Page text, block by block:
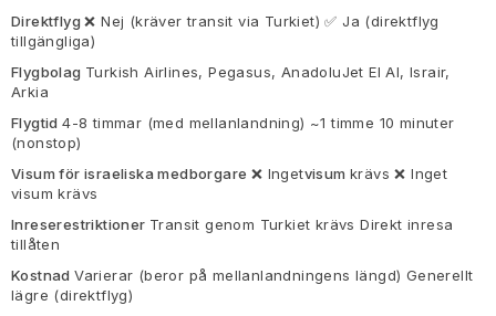
Direktflyg❌ Nej (kräver transit via Turkiet) ✅ Ja (direktflyg
tillgängliga)
Flygbolag Turkish Airlines, Pegasus, AnadoluJet El Al, Israir,
Arkia
Flygtid4-8 timmar (med mellanlandning) ~1 timme 10 minuter
(nonstop)
Visum för israeliska medborgare ❌ Ingetvisumkrävs ❌ Inget
visum krävs
Inreserestriktioner Transit genom Turkiet krävs Direkt inresa
tillåten
KostnadVarierar (beror på mellanlandningens längd) Generellt
lägre (direktflyg)